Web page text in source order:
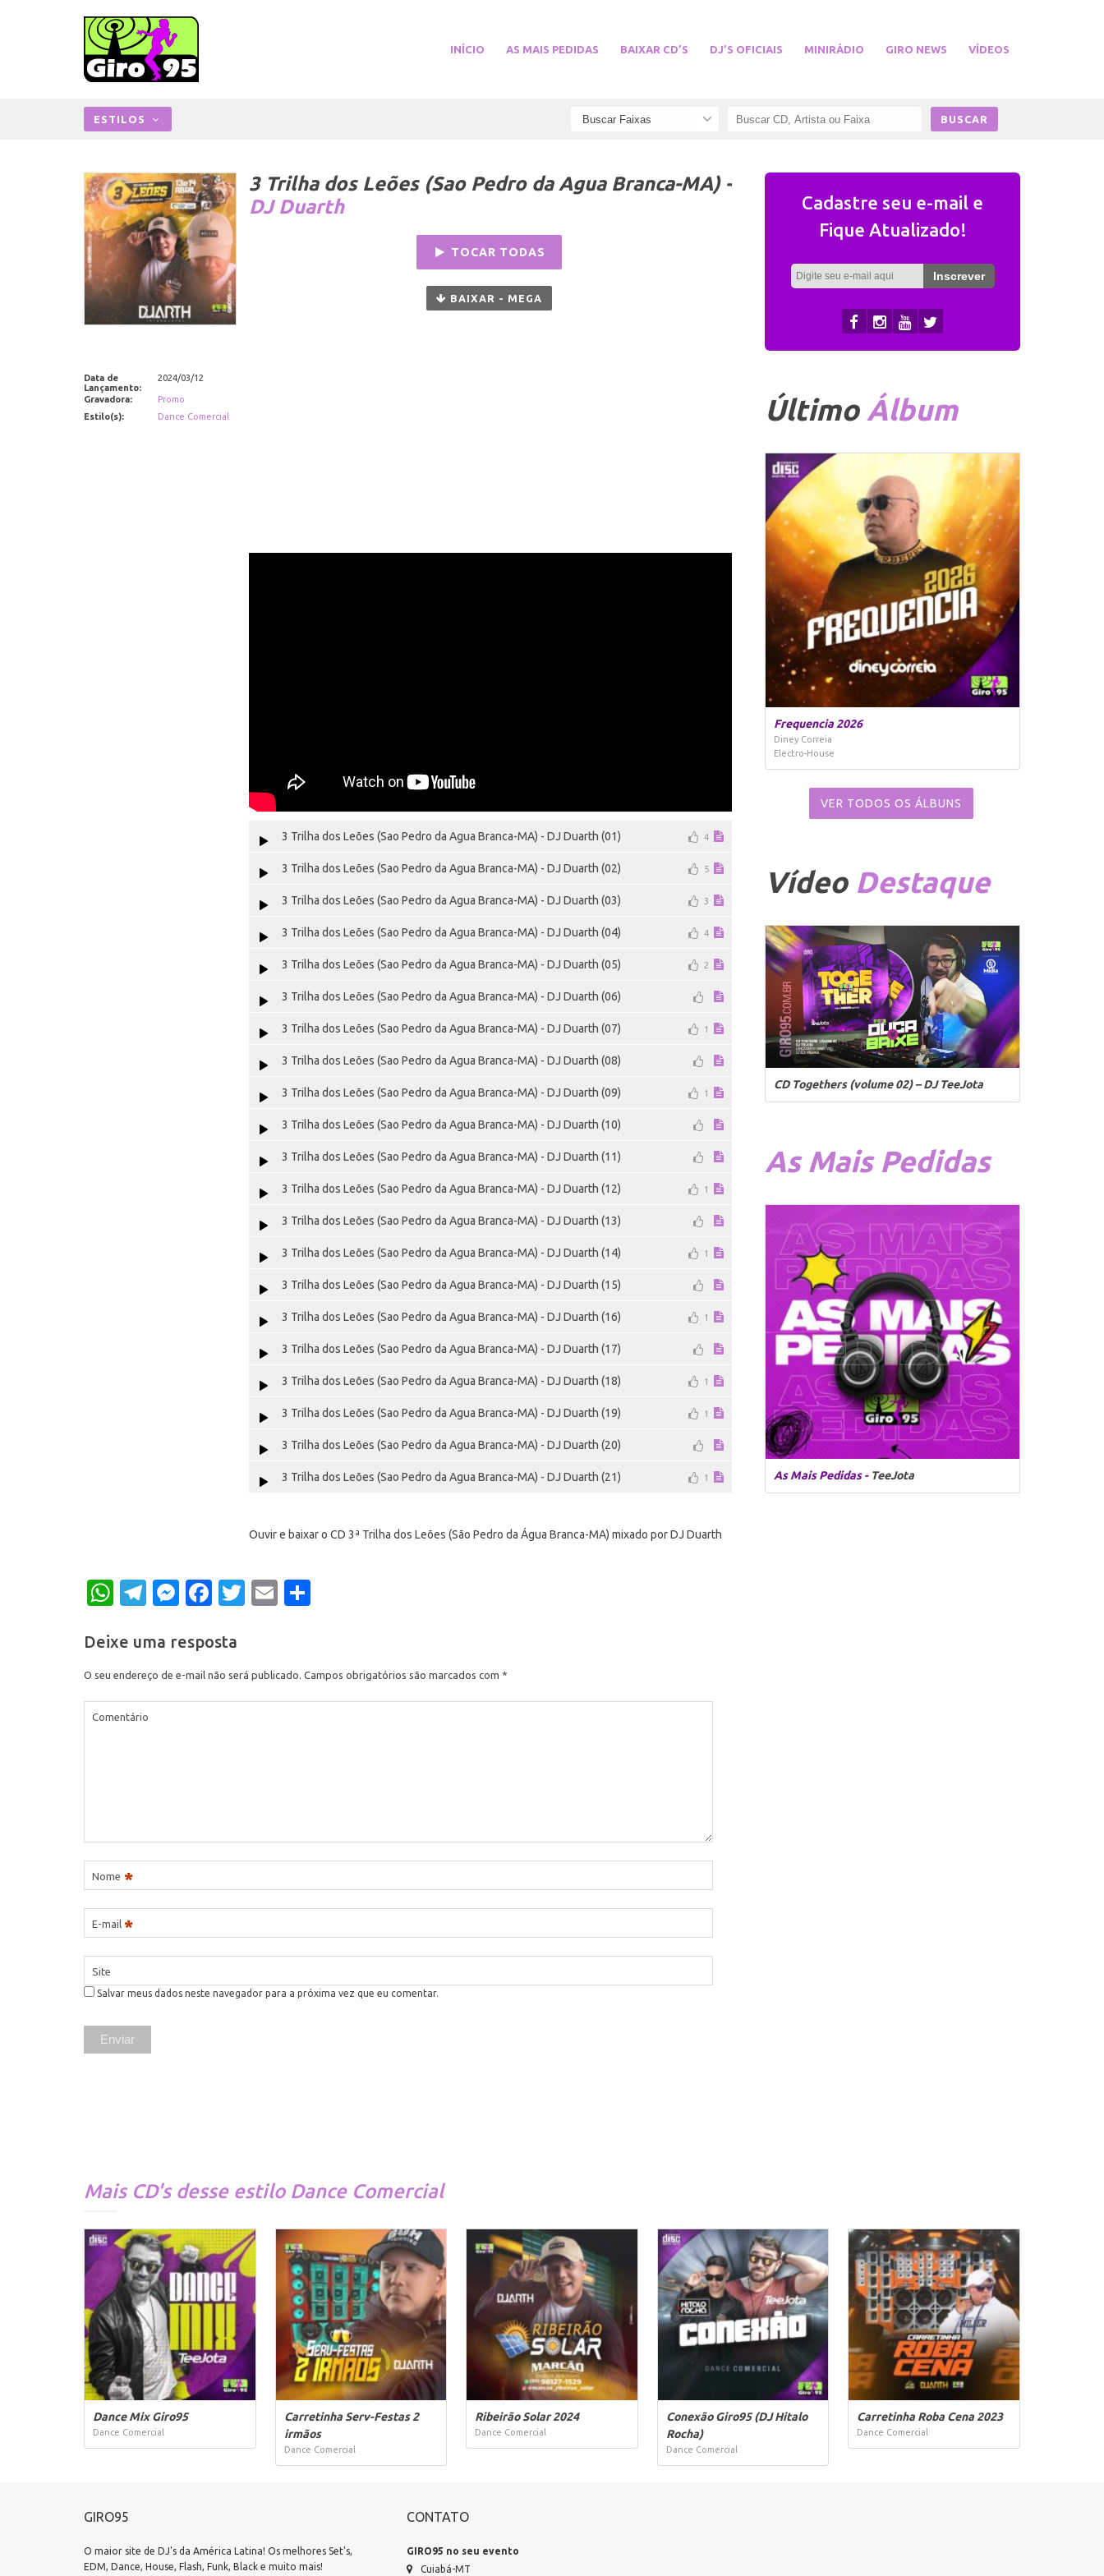
INÍCIO AS MAIS PEDIDAS BAIXAR CD’S DJ’S OFICIAIS MINIRÁDIO GIRO NEWS VÍDEOS
ESTILOS
Data de
Lançamento:
2024/03/12
Gravadora:
Promo
Estilo(s):
Dance Comercial
3 Trilha dos Leões (Sao Pedro da Agua Branca-MA) -
DJ Duarth
TOCAR TODAS
BAIXAR - MEGA
3 Trilha dos Leões (Sao Pedro da Agua Branca-MA) - DJ Duarth (01) 4
3 Trilha dos Leões (Sao Pedro da Agua Branca-MA) - DJ Duarth (02) 5
3 Trilha dos Leões (Sao Pedro da Agua Branca-MA) - DJ Duarth (03) 3
3 Trilha dos Leões (Sao Pedro da Agua Branca-MA) - DJ Duarth (04) 4
3 Trilha dos Leões (Sao Pedro da Agua Branca-MA) - DJ Duarth (05) 2
3 Trilha dos Leões (Sao Pedro da Agua Branca-MA) - DJ Duarth (06)
3 Trilha dos Leões (Sao Pedro da Agua Branca-MA) - DJ Duarth (07) 1
3 Trilha dos Leões (Sao Pedro da Agua Branca-MA) - DJ Duarth (08)
3 Trilha dos Leões (Sao Pedro da Agua Branca-MA) - DJ Duarth (09) 1
3 Trilha dos Leões (Sao Pedro da Agua Branca-MA) - DJ Duarth (10)
3 Trilha dos Leões (Sao Pedro da Agua Branca-MA) - DJ Duarth (11)
3 Trilha dos Leões (Sao Pedro da Agua Branca-MA) - DJ Duarth (12) 1
3 Trilha dos Leões (Sao Pedro da Agua Branca-MA) - DJ Duarth (13)
3 Trilha dos Leões (Sao Pedro da Agua Branca-MA) - DJ Duarth (14) 1
3 Trilha dos Leões (Sao Pedro da Agua Branca-MA) - DJ Duarth (15)
3 Trilha dos Leões (Sao Pedro da Agua Branca-MA) - DJ Duarth (16) 1
3 Trilha dos Leões (Sao Pedro da Agua Branca-MA) - DJ Duarth (17)
3 Trilha dos Leões (Sao Pedro da Agua Branca-MA) - DJ Duarth (18) 1
3 Trilha dos Leões (Sao Pedro da Agua Branca-MA) - DJ Duarth (19) 1
3 Trilha dos Leões (Sao Pedro da Agua Branca-MA) - DJ Duarth (20)
3 Trilha dos Leões (Sao Pedro da Agua Branca-MA) - DJ Duarth (21) 1
Ouvir e baixar o CD 3ª Trilha dos Leões (São Pedro da Água Branca-MA) mixado por DJ Duarth
WhatsApp
Telegram
Messenger
Facebook
Twitter
Email
Deixe uma resposta
O seu endereço de e-mail não será publicado. Campos obrigatórios são marcados com *
Comentário
Nome *
E-mail *
Site
Salvar meus dados neste navegador para a próxima vez que eu comentar.
Cadastre seu e-mail e
Fique Atualizado!
Último Álbum
Frequencia 2026
Diney Correia
Electro-House
VER TODOS OS ÁLBUNS
Vídeo Destaque
CD Togethers (volume 02) – DJ TeeJota
AsMais Pedidas
As Mais Pedidas - TeeJota
Mais CD's desse estilo Dance Comercial
Dance Mix Giro95
Dance Comercial
Carretinha Serv-Festas 2
irmãos
Dance Comercial
Ribeirão Solar 2024
Dance Comercial
Conexão Giro95 (DJ Hitalo
Rocha)
Dance Comercial
Carretinha Roba Cena 2023
Dance Comercial
GIRO95
O maior site de DJ's da América Latina! Os melhores Set's,
EDM, Dance, House, Flash, Funk, Black e muito mais!
CONTATO
GIRO95 no seu evento
Cuiabá-MT